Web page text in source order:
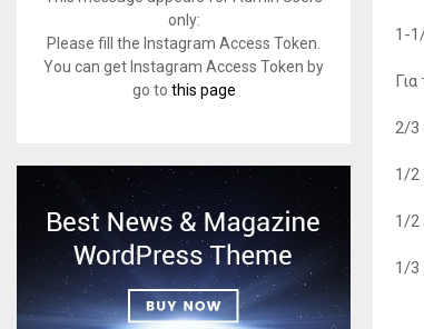
1-
2/3
1/2
1/2
1/3
only:
Please fill the Instagram Access Token.
You can get Instagram Access Token by
go to this page